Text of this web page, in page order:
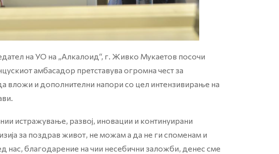
на УО на „Алкалоид“, г. Живко Мукаетов посочи
амбасадор претставува огромна чест за
вложи и дополнителни напори со цел интензивирање на
истражување, развој, иновации и континуирани
за поздрав живот, не можам а да не ги споменам и
нас, благодарение на чии несебични заложби, денес сме